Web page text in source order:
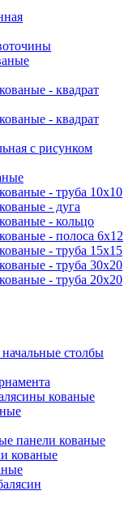
- квадрат
- квадрат
с рисунком
- труба 10х10
- дуга
- кольцо
- полоса 6х12
- труба 15х15
- труба 30х20
- труба 20х20
столбы
кованые
панели кованые
кованые